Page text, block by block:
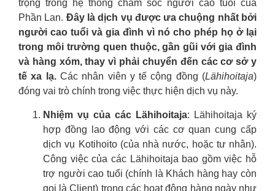
trọng trong hệ thống chăm sóc người cao tuổi của
Phần Lan. Đây là dịch vụ được ưa chuộng nhất bởi
người cao tuổi và gia đình vì nó cho phép họ ở lại
trong môi trường quen thuộc, gần gũi với gia đình
và hàng xóm, thay vì phải chuyển đến các cơ sở y
tế xa lạ.Các nhân viên y tế cộng đồng (Lähihoitaja)
đóng vai trò chính trong việc thực hiện dịch vụ này.
Nhiệm vụ của các Lähihoitaja: Lähihoitaja ký
hợp đồng lao động với các cơ quan cung cấp
dịch vụ Kotihoito (của nhà nước, hoặc tư nhân).
Công việc của các Lähihoitaja bao gồm việc hỗ
trợ người cao tuổi (chính là Khách hàng hay còn
gọi là Client) trong các hoạt động hàng ngày như